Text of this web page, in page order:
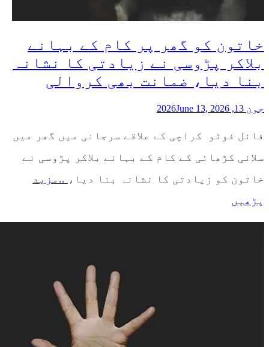
خاتون کو گھر پر کام کے بہانے
بلاکر پڑوسی نے زیادتی کا نشانہ
بنا دیا، ضمانت بھی کروالی
جون 13, 2026 June 13, 2026
فائل فوٹو کراچی کے علاقے سرجانی میں گھر میں
سلائی کڑھائی کے کام کے بہانے بلاکر پڑوسی نے
خاتون کو زیادتی کا نشانہ بنا دیا، ..مزید
پڑھیں